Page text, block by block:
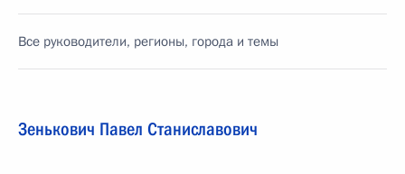
Все руководители, регионы, города и темы
Зенькович Павел Станиславович